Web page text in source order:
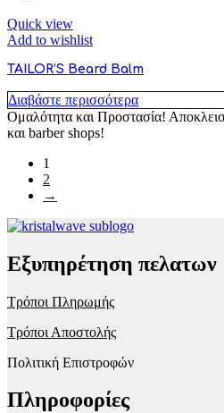
Quick view
Add to wishlist
TAILOR’S Beard Balm
Διαβάστε περισσότερα
Ομαλότητα και Προστασία!
και barber shops!
1
2
→
Εξυπηρέτηση πελατων
Τρόποι Πληρωμής
Τρόποι Αποστολής
Πολιτική Επιστροφών
Πληροφορίες